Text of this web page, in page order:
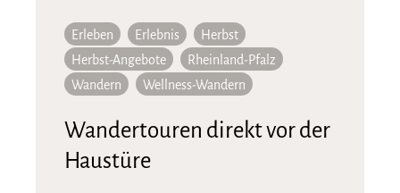
Erleben Erlebnis
Herbst
Herbst-Angebote
Rheinland-Pfalz
Wandern
Wellness-Wandern
Wandertouren direkt vor der
Haustüre